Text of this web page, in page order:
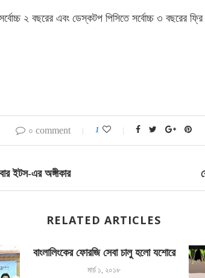
২ বছরের এবং ডেস্কটপ পিসিতে সর্বোচ্চ ৩ বছরের
০ comment 1
ইটস-এর অঙ্গীকার
RELATED ARTICLES
বাংলালিংকের ফোরজি সেবা চালু হলো যশোরে
মার্চ ১, ২০১৮